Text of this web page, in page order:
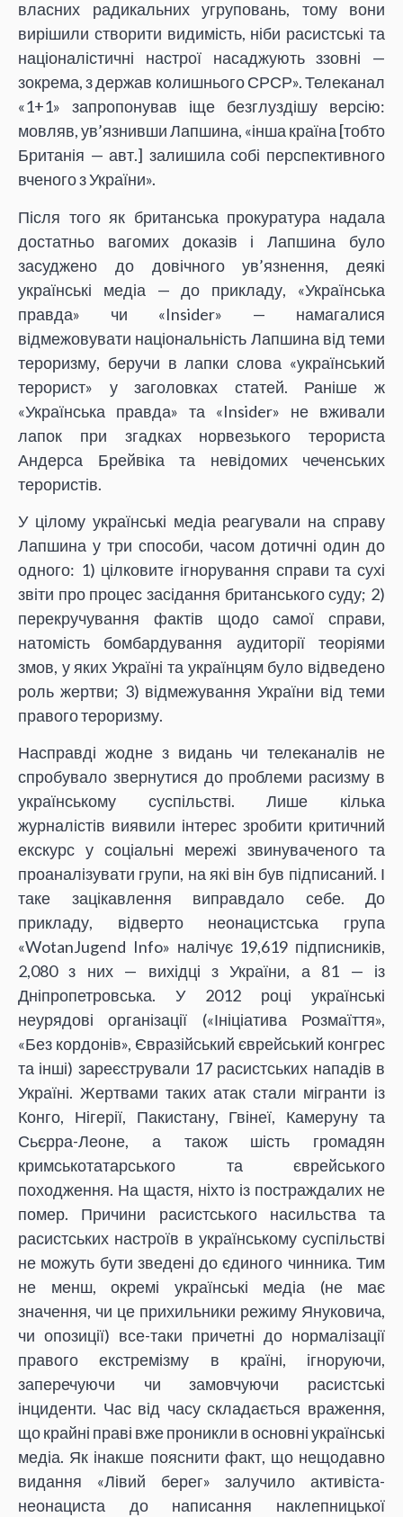
власних радикальних угруповань, тому вони
вирішили створити видимість, ніби расистські та
націоналістичні настрої насаджують ззовні —
зокрема, з держав колишнього СРСР». Телеканал
«1+1» запропонував іще безглуздішу версію:
мовляв, ув’язнивши Лапшина, «інша країна [тобто
Британія — авт.] залишила собі перспективного
вченого з України».
Після того як британська прокуратура надала
достатньо вагомих доказів і Лапшина було
засуджено до довічного ув’язнення, деякі
українські медіа — до прикладу, «Українська
правда» чи «Insider» — намагалися
відмежовувати національність Лапшина від теми
тероризму, беручи в лапки слова «український
терорист» у заголовках статей. Раніше ж
«Українська правда» та «Insider» не вживали
лапок при згадках норвезького терориста
Андерса Брейвіка та невідомих чеченських
терористів.
У цілому українські медіа реагували на справу
Лапшина у три способи, часом дотичні один до
одного: 1) цілковите ігнорування справи та сухі
звіти про процес засідання британського суду; 2)
перекручування фактів щодо самої справи,
натомість бомбардування аудиторії теоріями
змов, у яких Україні та українцям було відведено
роль жертви; 3) відмежування України від теми
правого тероризму.
Насправді жодне з видань чи телеканалів не
спробувало звернутися до проблеми расизму в
українському суспільстві. Лише кілька
журналістів виявили інтерес зробити критичний
екскурс у соціальні мережі звинуваченого та
проаналізувати групи, на які він був підписаний. І
таке зацікавлення виправдало себе. До
прикладу, відверто неонацистська група
«WotanJugend Info» налічує 19,619 підписників,
2,080 з них — вихідці з України, а 81 — із
Дніпропетровська. У 2012 році українські
неурядові організації («Ініціатива Розмаїття»,
«Без кордонів», Євразійський єврейський конгрес
та інші) зареєстрували 17 расистських нападів в
Україні. Жертвами таких атак стали мігранти із
Конго, Нігерії, Пакистану, Гвінеї, Камеруну та
Сьєрра-Леоне, а також шість громадян
кримськотатарського та єврейського
походження. На щастя, ніхто із постраждалих не
помер. Причини расистського насильства та
расистських настроїв в українському суспільстві
не можуть бути зведені до єдиного чинника. Тим
не менш, окремі українські медіа (не має
значення, чи це прихильники режиму Януковича,
чи опозиції) все-таки причетні до нормалізації
правого екстремізму в країні, ігноруючи,
заперечуючи чи замовчуючи расистські
інциденти. Час від часу складається враження,
що крайні праві вже проникли в основні українські
медіа. Як інакше пояснити факт, що нещодавно
видання «Лівий берег» залучило активіста-
неонациста до написання наклепницької